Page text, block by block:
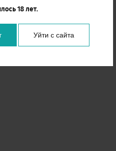
18 лет.
Уйти с сайта